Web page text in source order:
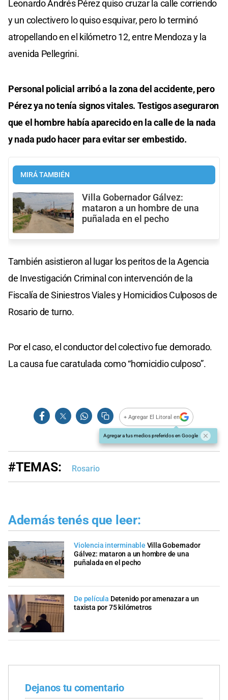
Leonardo Andrés Pérez quiso cruzar la calle corriendo
y un colectivero lo quiso esquivar, pero lo terminó
atropellando en el kilómetro 12, entre Mendoza y la
avenida Pellegrini.
Personal policial arribó a la zona del accidente, pero
Pérez ya no tenía signos vitales. Testigos aseguraron
que el hombre había aparecido en la calle de la nada
y nada pudo hacer para evitar ser embestido.
MIRÁ TAMBIÉN
Villa Gobernador Gálvez:
mataron a un hombre de una
puñalada en el pecho
También asistieron al lugar los peritos de la Agencia
de Investigación Criminal con intervención de la
Fiscalía de Siniestros Viales y Homicidios Culposos de
Rosario de turno.
Por el caso, el conductor del colectivo fue demorado.
La causa fue caratulada como “homicidio culposo”.
+ Agregar El Litoral en
Agregar a tus medios preferidos en Google
#TEMAS: Rosario
Además tenés que leer:
Violencia interminable Villa Gobernador
Gálvez: mataron a un hombre de una
puñalada en el pecho
De película Detenido por amenazar a un
taxista por 75 kilómetros
Dejanos tu comentario